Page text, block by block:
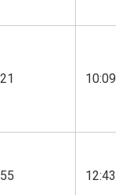
10:09
12:43